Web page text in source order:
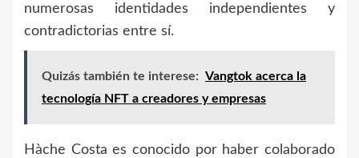
numerosas identidades independientes y
contradictorias entre sí.
Quizás también te interese: Vangtok acerca la
tecnología NFT a creadores y empresas
Hàche Costa es conocido por haber colaborado